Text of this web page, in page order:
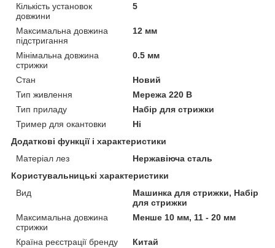
Кількість установок
довжини
5
Максимальна довжина
підстригання
12 мм
Мінімальна довжина
стрижки
0.5 мм
Стан
Новий
Тип живлення
Мережа 220 В
Тип приладу
Набір для стрижки
Тример для окантовки
Ні
Додаткові функції і характеристики
Матеріал лез
Нержавіюча сталь
Користувальницькі характеристики
Вид
Машинка для стрижки, Набір
для стрижки
Максимальна довжина
стрижки
Менше 10 мм, 11 - 20 мм
Країна реєстрації бренду
Китай